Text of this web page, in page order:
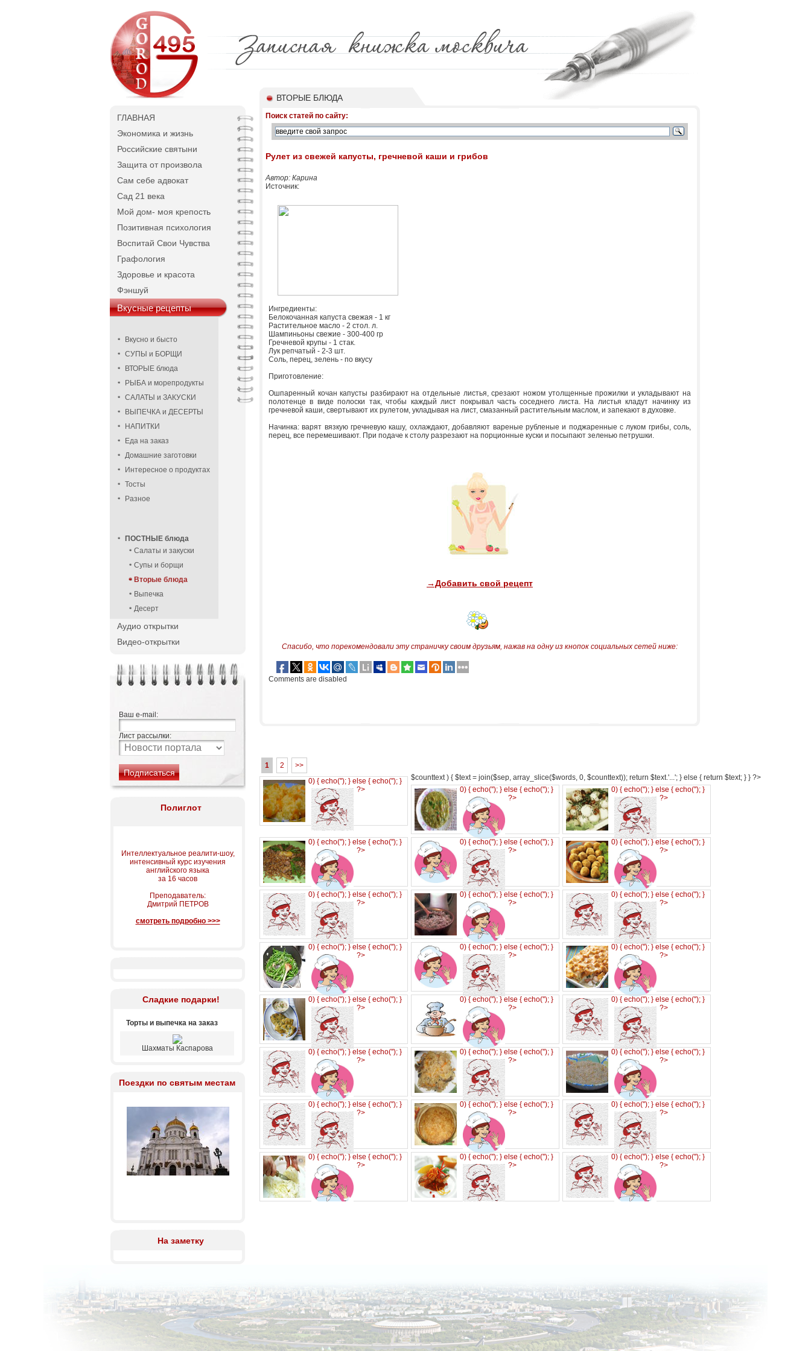
ГЛАВНАЯ
Экономика и жизнь
Российские святыни
Защита от произвола
Сам себе адвокат
Сад 21 века
Мой дом- моя крепость
Позитивная психология
Воспитай Свои Чувства
Графология
Здоровье и красота
Фэншуй
Вкусные рецепты
Вкусно и бысто
СУПЫ и БОРЩИ
ВТОРЫЕ блюда
РЫБА и морепродукты
САЛАТЫ и ЗАКУСКИ
ВЫПЕЧКА и ДЕСЕРТЫ
НАПИТКИ
Еда на заказ
Домашние заготовки
Интересное о продуктах
Тосты
Разное
ПОСТНЫЕ блюда
Салаты и закуски
Супы и борщи
Вторые блюда
Выпечка
Десерт
Аудио открытки
Видео-открытки
Ваш e-mail:
Лист рассылки:
Полиглот
Интеллектуальное реалити-шоу,
интенсивный курс изучения
английского языка
за 16 часов
Преподаватель:
Дмитрий ПЕТРОВ
смотреть подробно >>>
Сладкие подарки!
Торты и выпечка на заказ
Шахматы Каспарова
Поездки по святым местам
На заметку
ВТОРЫЕ БЛЮДА
Поиск статей по сайту:
Рулет из свежей капусты, гречневой каши и грибов
Автор: Карина
Источник:
Ингредиенты:
Белокочанная капуста свежая - 1 кг
Растительное масло - 2 стол. л.
Шампиньоны свежие - 300-400 гр
Гречневой крупы - 1 стак.
Лук репчатый - 2-3 шт.
Соль, перец, зелень - по вкусу
Приготовление:
Ошпаренный кочан капусты разбирают на отдельные листья, срезают ножом утолщенные прожилки и укладывают на
полотенце в виде полоски так, чтобы каждый лист покрывал часть соседнего листа. На листья кладут начинку из
гречневой каши, свертывают их рулетом, укладывая на лист, смазанный растительным маслом, и запекают в духовке.
Начинка: варят вязкую гречневую кашу, охлаждают, добавляют вареные рубленые и поджаренные с луком грибы, соль,
перец, все перемешивают. При подаче к столу разрезают на порционные куски и посыпают зеленью петрушки.
→Добавить свой рецепт
Спасибо, что порекомендовали эту страничку своим друзьям, нажав на одну из кнопок социальных сетей ниже:
Comments are disabled
1 2
>>
$counttext ) { $text = join($sep, array_slice($words, 0, $counttext)); return $text.'...'; } else { return $text; } } ?>
0) { echo(''); } else { echo(''); }
?>
0) { echo(''); } else { echo(''); }
?>
0) { echo(''); } else { echo(''); }
?>
0) { echo(''); } else { echo(''); }
?>
0) { echo(''); } else { echo(''); }
?>
0) { echo(''); } else { echo(''); }
?>
0) { echo(''); } else { echo(''); }
?>
0) { echo(''); } else { echo(''); }
?>
0) { echo(''); } else { echo(''); }
?>
0) { echo(''); } else { echo(''); }
?>
0) { echo(''); } else { echo(''); }
?>
0) { echo(''); } else { echo(''); }
?>
0) { echo(''); } else { echo(''); }
?>
0) { echo(''); } else { echo(''); }
?>
0) { echo(''); } else { echo(''); }
?>
0) { echo(''); } else { echo(''); }
?>
0) { echo(''); } else { echo(''); }
?>
0) { echo(''); } else { echo(''); }
?>
0) { echo(''); } else { echo(''); }
?>
0) { echo(''); } else { echo(''); }
?>
0) { echo(''); } else { echo(''); }
?>
0) { echo(''); } else { echo(''); }
?>
0) { echo(''); } else { echo(''); }
?>
0) { echo(''); } else { echo(''); }
?>